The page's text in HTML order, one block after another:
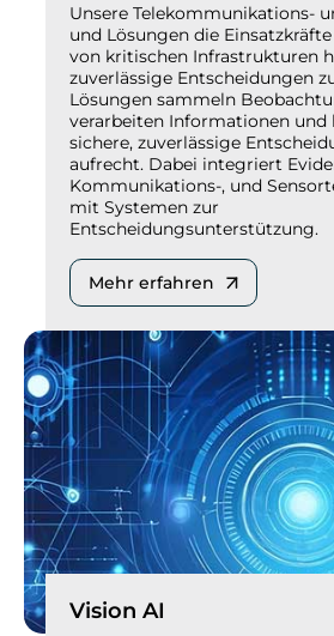
Unsere Telekommunikations-
und Lösungen die
von kritischen Infrastrukturen
zuverlässige Entscheidungen
Lösungen sammeln
verarbeiten Informationen und
sichere, zuverlässige
aufrecht. Dabei integriert
Kommunikations-, und
mit Systemen zur
Entscheidungsunterstützung.
Mehr erfahren
Vision AI